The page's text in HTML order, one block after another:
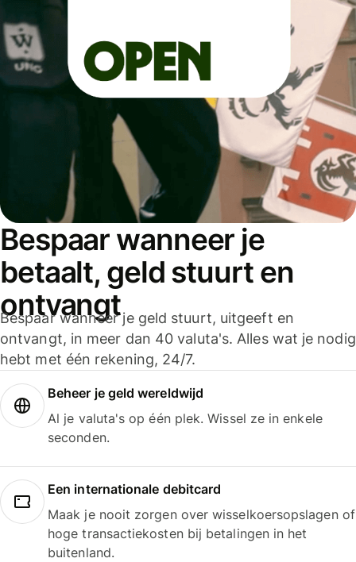
Bespaar wanneer je
betaalt, geld stuurt en
ontvangt
Bespaar wanneer je geld stuurt, uitgeeft en
ontvangt, in meer dan 40 valuta's. Alles wat je nodig
hebt met één rekening, 24/7.
Beheer je geld wereldwijd
Al je valuta's op één plek. Wissel ze in enkele
seconden.
Een internationale debitcard
Maak je nooit zorgen over wisselkoersopslagen of
hoge transactiekosten bij betalingen in het
buitenland.